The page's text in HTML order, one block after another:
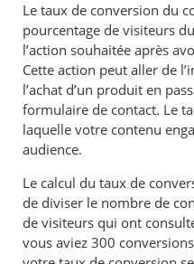
Le taux de conversion du
pourcentage de visiteurs
l’action souhaitée après
Cette action peut aller de
l’achat d’un produit en
formulaire de contact. Le
laquelle votre contenu
audience.
Le calcul du taux de
de diviser le nombre de
de visiteurs qui ont
vous aviez 300